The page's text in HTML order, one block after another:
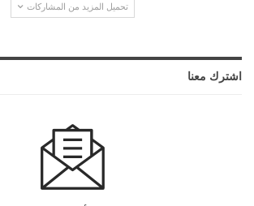
تحميل المزيد من المشاركات
اشترك معنا